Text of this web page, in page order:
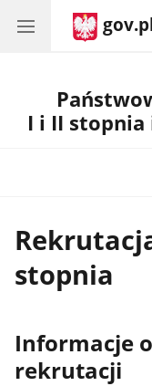
I i II stopnia
stopnia
Informacje
rekrutacji